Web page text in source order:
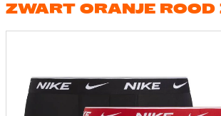
ZWART ORANJE
afbeeldingen-
gallerij